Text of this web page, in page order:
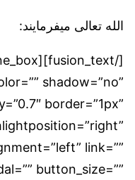
الله تعالی میفرمایند:
shadow=”no”
border=”1px”
link=””
button_size=””